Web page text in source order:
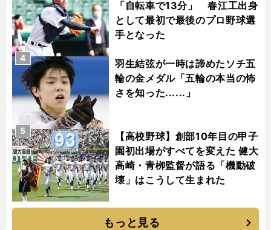
「自転車で13分」 春江工出身
として最初で最後のプロ野球選
手となった
羽生結弦が一時は諦めたソチ五
輪の金メダル「五輪の本当の怖
さを知った......」
4
【高校野球】創部10年目の甲子
園初出場がすべてを変えた 健大
高崎・青栁監督が語る「機動破
壊」はこうして生まれた
5
もっと見る